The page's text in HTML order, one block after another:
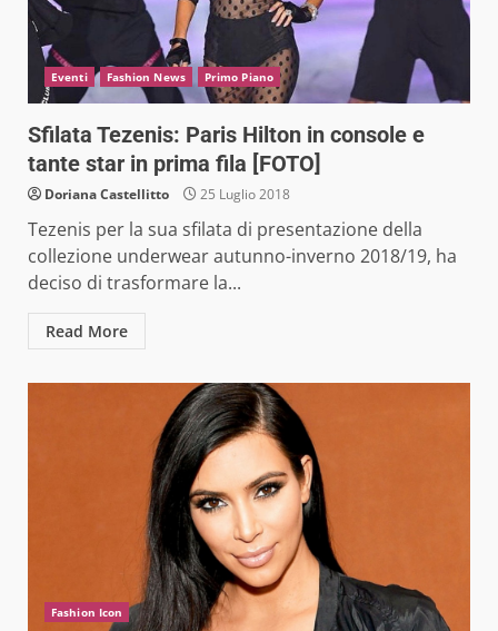
Eventi Fashion News Primo Piano
Sfilata Tezenis: Paris Hilton in console e
tante star in prima fila [FOTO]
Doriana Castellitto 25 Luglio 2018
Tezenis per la sua sfilata di presentazione della
collezione underwear autunno-inverno 2018/19, ha
deciso di trasformare la...
Read More
Fashion Icon